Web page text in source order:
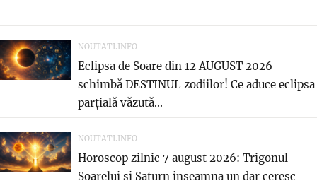
NOUTATI.INFO
Eclipsa de Soare din 12 AUGUST 2026
schimbă DESTINUL zodiilor! Ce aduce eclipsa
parțială văzută...
NOUTATI.INFO
Horoscop zilnic 7 august 2026: Trigonul
Soarelui si Saturn inseamna un dar ceresc